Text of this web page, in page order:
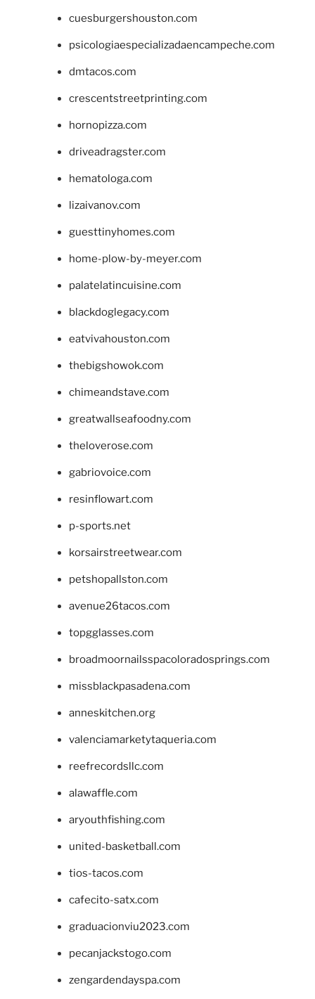
cuesburgershouston.com
psicologiaespecializadaencampeche.com
dmtacos.com
crescentstreetprinting.com
hornopizza.com
driveadragster.com
hematologa.com
lizaivanov.com
guesttinyhomes.com
home-plow-by-meyer.com
palatelatincuisine.com
blackdoglegacy.com
eatvivahouston.com
thebigshowok.com
chimeandstave.com
greatwallseafoodny.com
theloverose.com
gabriovoice.com
resinflowart.com
p-sports.net
korsairstreetwear.com
petshopallston.com
avenue26tacos.com
topgglasses.com
broadmoornailsspacoloradosprings.com
missblackpasadena.com
anneskitchen.org
valenciamarketytaqueria.com
reefrecordsllc.com
alawaffle.com
aryouthfishing.com
united-basketball.com
tios-tacos.com
cafecito-satx.com
graduacionviu2023.com
pecanjackstogo.com
zengardendayspa.com